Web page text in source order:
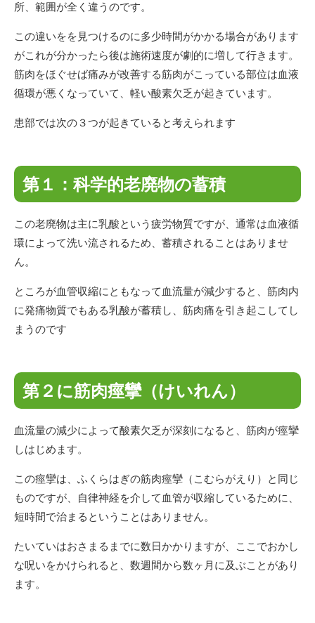
所、範囲が全く違うのです。
この違いをを見つけるのに多少時間がかかる場合があります
がこれが分かったら後は施術速度が劇的に増して行きます。
筋肉をほぐせば痛みが改善する筋肉がこっている部位は血液
循環が悪くなっていて、軽い酸素欠乏が起きています。
患部では次の３つが起きていると考えられます
第１：科学的老廃物の蓄積
この老廃物は主に乳酸という疲労物質ですが、通常は血液循
環によって洗い流されるため、蓄積されることはありませ
ん。
ところが血管収縮にともなって血流量が減少すると、筋肉内
に発痛物質でもある乳酸が蓄積し、筋肉痛を引き起こしてし
まうのです
第２に筋肉痙攣（けいれん）
血流量の減少によって酸素欠乏が深刻になると、筋肉が痙攣
しはじめます。
この痙攣は、ふくらはぎの筋肉痙攣（こむらがえり）と同じ
ものですが、自律神経を介して血管が収縮しているために、
短時間で治まるということはありません。
たいていはおさまるまでに数日かかりますが、ここでおかし
な呪いをかけられると、数週間から数ヶ月に及ぶことがあり
ます。